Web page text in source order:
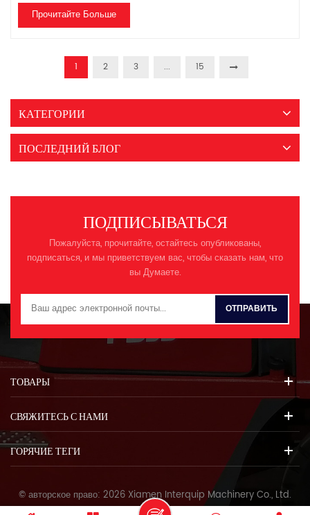
Прочитайте Больше
1 2 3 ... 15
КАТЕГОРИИ
ПОСЛЕДНИЙ БЛОГ
ПОДПИСЫВАТЬСЯ
Пожалуйста, прочитайте, остайтесь опубликованы,
подписаться, и мы приветствуем вас, чтобы сказать нам, что
вы Думаете.
ТОВАРЫ
СВЯЖИТЕСЬ С НАМИ
ГОРЯЧИЕ ТЕГИ
© авторское право: 2026 Xiamen Interquip Machinery Co., Ltd.
Все права защищены.